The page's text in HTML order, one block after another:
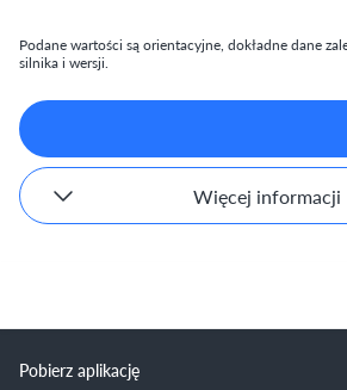
Podane wartości są orientacyjne, dokładne dane
silnika i wersji.
Więcej informacji
Pobierz aplikację